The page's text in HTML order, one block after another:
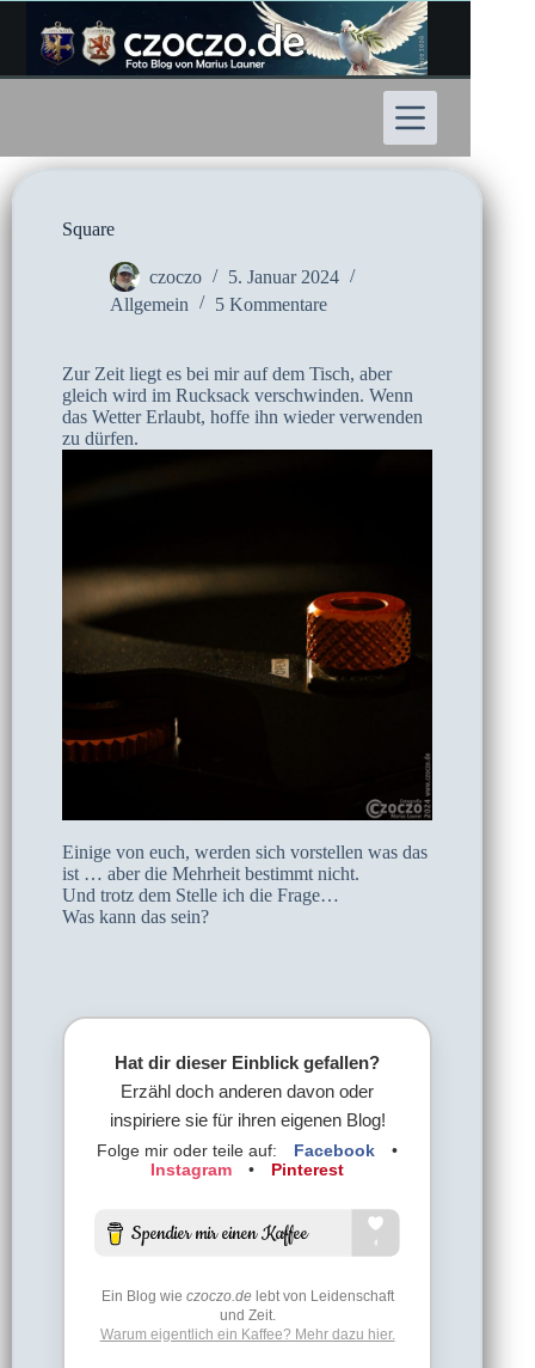
Inhalt
springen
Square
czoczo
5. Januar 2024
Allgemein
5 Kommentare
Zur Zeit liegt es bei mir auf dem Tisch, aber
gleich wird im Rucksack verschwinden. Wenn
das Wetter Erlaubt, hoffe ihn wieder verwenden
zu dürfen.
Einige von euch, werden sich vorstellen was das
ist … aber die Mehrheit bestimmt nicht.
Und trotz dem Stelle ich die Frage…
Was kann das sein?
Hat dir dieser Einblick gefallen?
Erzähl doch anderen davon oder
inspiriere sie für ihren eigenen Blog!
Folge mir oder teile auf: Facebook
•
Instagram
• Pinterest
Ein Blog wie czoczo.delebt von Leidenschaft
und Zeit.
Warum eigentlich ein Kaffee? Mehr dazu hier.